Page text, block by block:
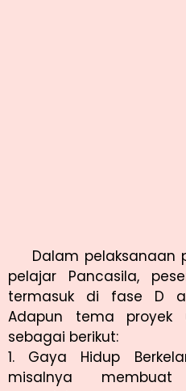
Dalam pelaksanaan
pelajar Pancasila,
termasuk di fase D
Adapun tema
sebagai berikut:
1. Gaya Hidup
misalnya